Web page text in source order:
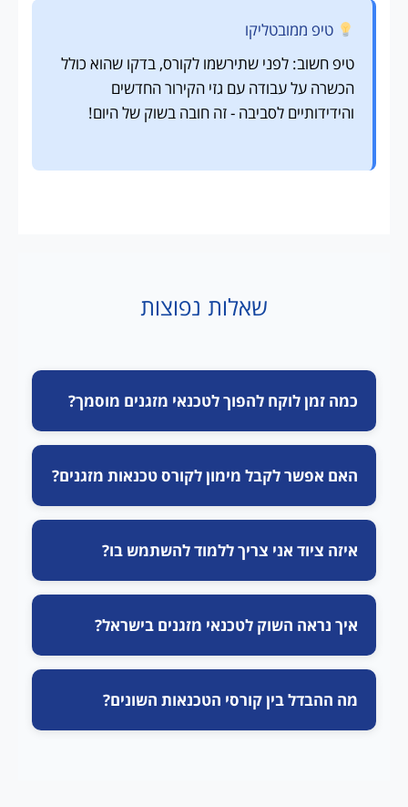
טיפ ממובטליקו
טיפ חשוב: לפני שתירשמו לקורס, בדקו שהוא כולל
הכשרה על עבודה עם גזי הקירור החדשים
והידידותיים לסביבה - זה חובה בשוק של היום!
שאלות נפוצות
כמה זמן לוקח להפוך לטכנאי מזגנים מוסמך?
האם אפשר לקבל מימון לקורס טכנאות מזגנים?
איזה ציוד אני צריך ללמוד להשתמש בו?
איך נראה השוק לטכנאי מזגנים בישראל?
מה ההבדל בין קורסי הטכנאות השונים?